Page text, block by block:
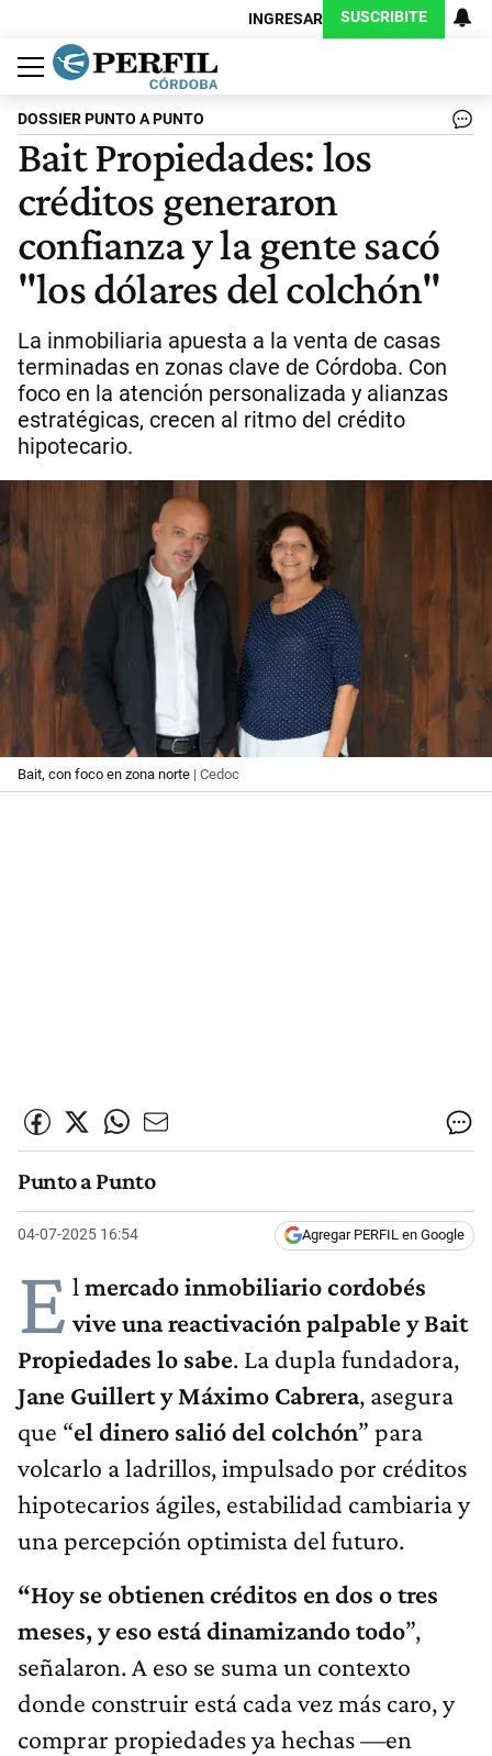
INGRESAR SUSCRIBITE
Política
Economía
Judiciales
Sociedad
Cultura
Espectáculos
Deportes
Protagonistas
DOSSIER PUNTO A PUNTO
Bait Propiedades: los
créditos generaron
confianza y la gente sacó
"los dólares del colchón"
La inmobiliaria apuesta a la venta de casas
terminadas en zonas clave de Córdoba. Con
foco en la atención personalizada y alianzas
estratégicas, crecen al ritmo del crédito
hipotecario.
Bait, con foco en zona norte | Cedoc
Punto a Punto
04-07-2025 16:54 Agregar PERFIL en Google
E l mercado inmobiliario cordobés
vive una reactivación palpable y Bait
Propiedades lo sabe. La dupla fundadora,
Jane Guillert y Máximo Cabrera, asegura
que “el dinero salió del colchón” para
volcarlo a ladrillos, impulsado por créditos
hipotecarios ágiles, estabilidad cambiaria y
una percepción optimista del futuro.
“Hoy se obtienen créditos en dos o tres
meses, y eso está dinamizando todo”,
señalaron. A eso se suma un contexto
donde construir está cada vez más caro, y
comprar propiedades ya hechas —en